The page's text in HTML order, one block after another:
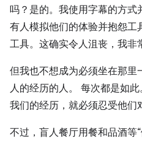
吗？是的。我使用字幕的方式
有人模拟他们的体验并抱怨
工具。这确实令人沮丧，我非
但我也不想成为必须坐在那
人的经历的人。 每次都是如
我们的经历，就必须忍受他们
不过，盲人餐厅用餐和品酒等